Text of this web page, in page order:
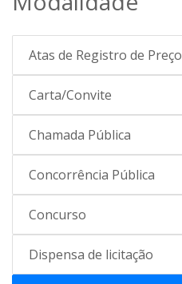
Atas de Registro de Preço
Carta/Convite
Chamada Pública
Concorrência Pública
Concurso
Dispensa de licitação